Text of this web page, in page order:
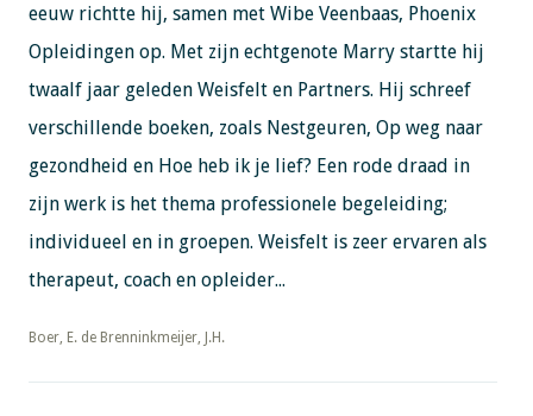
eeuw richtte hij, samen met Wibe Veenbaas, Phoenix
Opleidingen op. Met zijn echtgenote Marry startte hij
twaalf jaar geleden Weisfelt en Partners. Hij schreef
verschillende boeken, zoals Nestgeuren, Op weg naar
gezondheid en Hoe heb ik je lief? Een rode draad in
zijn werk is het thema professionele begeleiding;
individueel en in groepen. Weisfelt is zeer ervaren als
therapeut, coach en opleider...
​​​​​​​Boer, E. de Brenninkmeijer, J.H.